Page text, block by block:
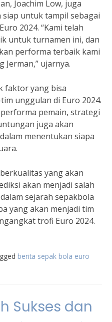
Joachim Low, juga
untuk tampil sebagai
2024. “Kami telah
untuk turnamen ini, dan
performa terbaik kami
Jerman,” ujarnya.
faktor yang bisa
unggulan di Euro 2024.
pemain, strategi
juga akan
menentukan siapa
yang akan
akan menjadi salah
sejarah sepakbola
yang akan menjadi tim
trofi Euro 2024.
berita sepak bola euro
Sukses dan